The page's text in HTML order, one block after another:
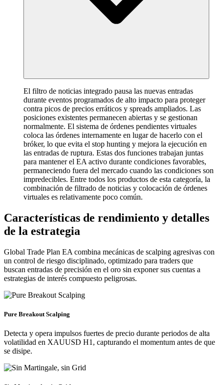
El filtro de noticias integrado pausa las nuevas entradas
durante eventos programados de alto impacto para proteger
contra picos de precios erráticos y spreads ampliados. Las
posiciones existentes permanecen abiertas y se gestionan
normalmente. El sistema de órdenes pendientes virtuales
coloca las órdenes internamente en lugar de hacerlo con el
bróker, lo que evita el stop hunting y mejora la ejecución en
las entradas de ruptura. Estas dos funciones trabajan juntas
para mantener el EA activo durante condiciones favorables,
permaneciendo fuera del mercado cuando las condiciones son
impredecibles. Entre todos los productos de esta categoría, la
combinación de filtrado de noticias y colocación de órdenes
virtuales es relativamente poco común.
Características de rendimiento y detalles
de la estrategia
Global Trade Plan EA combina mecánicas de scalping agresivas con
un control de riesgo disciplinado, optimizado para traders que
buscan entradas de precisión en el oro sin exponer sus cuentas a
estrategias de interés compuesto peligrosas.
Pure Breakout Scalping
Detecta y opera impulsos fuertes de precio durante periodos de alta
volatilidad en XAUUSD H1, capturando el momentum antes de que
se disipe.